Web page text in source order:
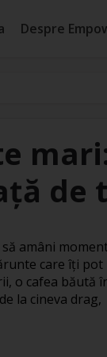
Despre
de
amâni
care îți pot
o cafea băută
la cineva drag,